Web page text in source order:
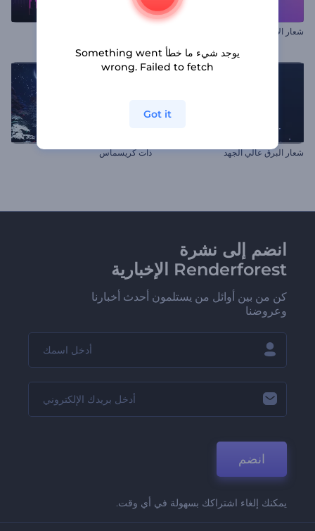
شعار الأضواء النابضة بالحياة
شعار البرق عالي الجهد ذات كريسماس
انضم إلى نشرة
Renderforest الإخبارية
كن من بين أوائل من يستلمون أحدث أخبارنا
وعروضنا
انضم
يمكنك إلغاء اشتراكك بسهولة في أي وقت.
يوجد شيء ما خطأ Something went
wrong. Failed to fetch
Got it